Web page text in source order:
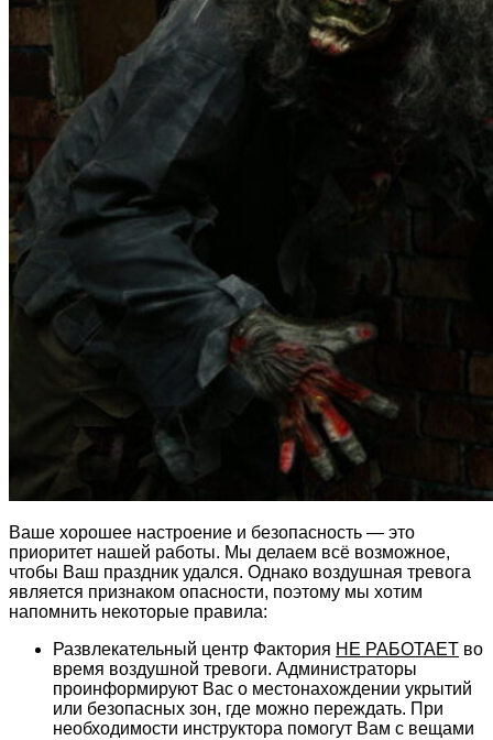
Ваше хорошее настроение и безопасность — это
приоритет нашей работы. Мы делаем всё возможное,
чтобы Ваш праздник удался. Однако воздушная тревога
является признаком опасности, поэтому мы хотим
напомнить некоторые правила:
Развлекательный центр Фактория НЕ РАБОТАЕТ во
время воздушной тревоги. Администраторы
проинформируют Вас о местонахождении укрытий
или безопасных зон, где можно переждать. При
необходимости инструктора помогут Вам с вещами